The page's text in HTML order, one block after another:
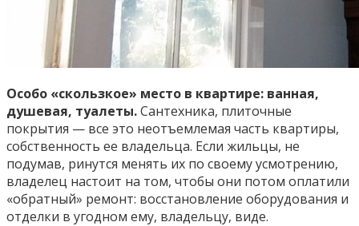
Особо «скользкое» место в квартире: ванная,
душевая, туалеты.Сантехника, плиточные
покрытия — все это неотъемлемая часть квартиры,
собственность ее владельца. Если жильцы, не
подумав, ринутся менять их по своему усмотрению,
владелец настоит на том, чтобы они потом оплатили
«обратный» ремонт: восстановление оборудования и
отделки в угодном ему, владельцу, виде.